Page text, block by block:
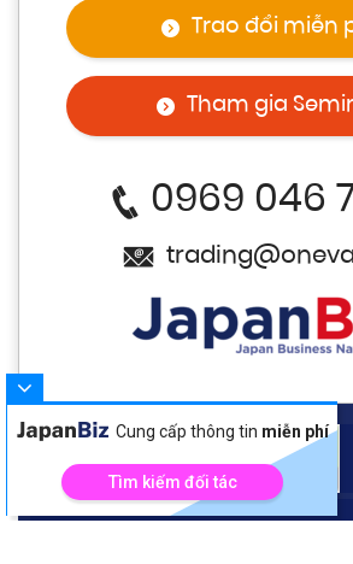
Trao đổi miễn
Tham gia
0969 046
Cung cấp thông tin miễn phí
Tìm kiếm đối tác